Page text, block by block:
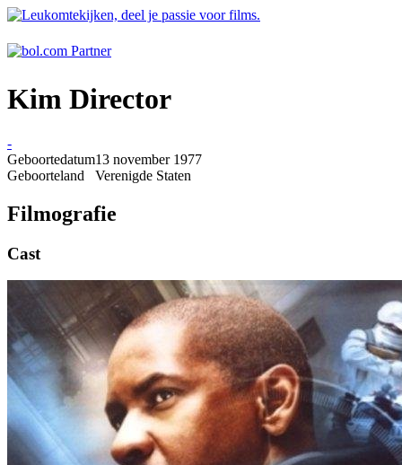
Kim Director
-
Geboortedatum13 november 1977
Geboorteland
Verenigde Staten
Filmografie
Cast